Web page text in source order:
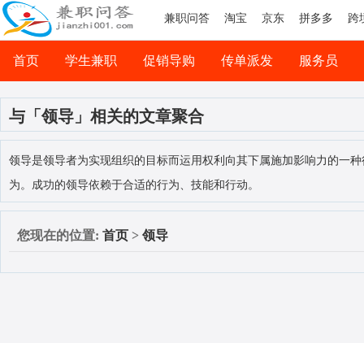
兼职问答 淘宝 京东 拼多多 跨
首页 学生兼职 促销导购 传单派发 服务员
司机兼职 网络兼职
与「领导」相关的文章聚合
领导是领导者为实现组织的目标而运用权利向其下属施加影响力的一
为。成功的领导依赖于合适的行为、技能和行动。
您现在的位置: 首页 > 领导